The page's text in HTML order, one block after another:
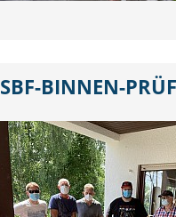
SBF-BINNEN-